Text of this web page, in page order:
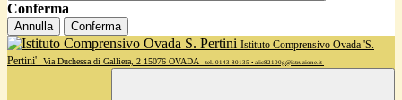
Conferma
Annulla Conferma
Istituto Comprensivo Ovada 'S.
Pertini'
Via Duchessa di Galliera, 2 15076 OVADA tel. 0143 80135 • alic82100g@istruzione.it